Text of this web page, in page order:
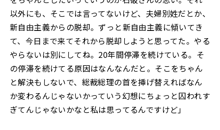
以外にも、そこでは言ってないけど、夫婦別姓だとか、
新自由主義からの脱却。ずっと新自由主義に傾いてき
て、今日まで来てそれから脱却しようと思ってた。やる
やらないは別にしてね。20年間停滞を続けている。そ
の停滞を続けてる原因はなんなんだと。そこをちゃん
と解決もしないで、総裁総理の首を挿げ替えればなん
か変わるんじゃないかっていう幻想にちょっと囚われす
ぎてんじゃないかなと私は思ってるんですけど」